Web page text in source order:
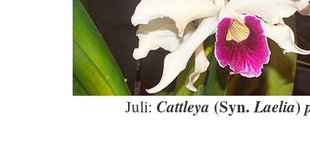
Juli: Cattleya (Syn.Laelia)